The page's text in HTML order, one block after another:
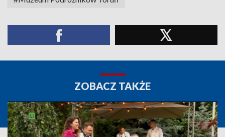
ZOBACZ TAKŻE